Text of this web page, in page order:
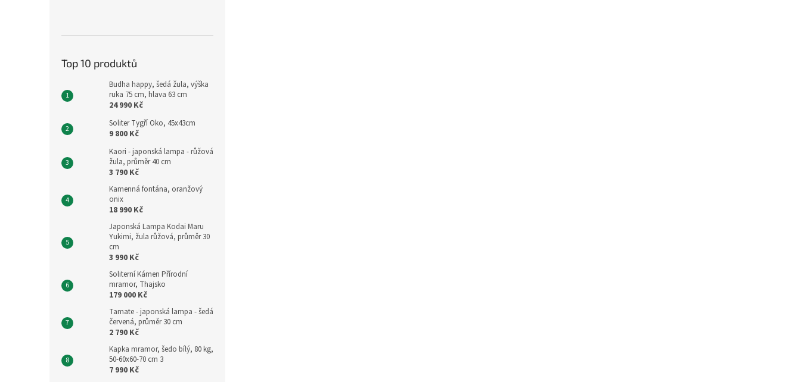
Top 10 produktů
Budha happy, šedá žula, výška
ruka 75 cm, hlava 63 cm
24 990 Kč
Soliter Tygří Oko, 45x43cm
9 800 Kč
Kaori - japonská lampa - růžová
žula, průměr 40 cm
3 790 Kč
Kamenná fontána, oranžový
onix
18 990 Kč
Japonská Lampa Kodai Maru
Yukimi, žula růžová, průměr 30
cm
3 990 Kč
Soliterní Kámen Přírodní
mramor, Thajsko
179 000 Kč
Tamate - japonská lampa - šedá
červená, průměr 30 cm
2 790 Kč
Kapka mramor, šedo bílý, 80 kg,
50-60x60-70 cm 3
7 990 Kč